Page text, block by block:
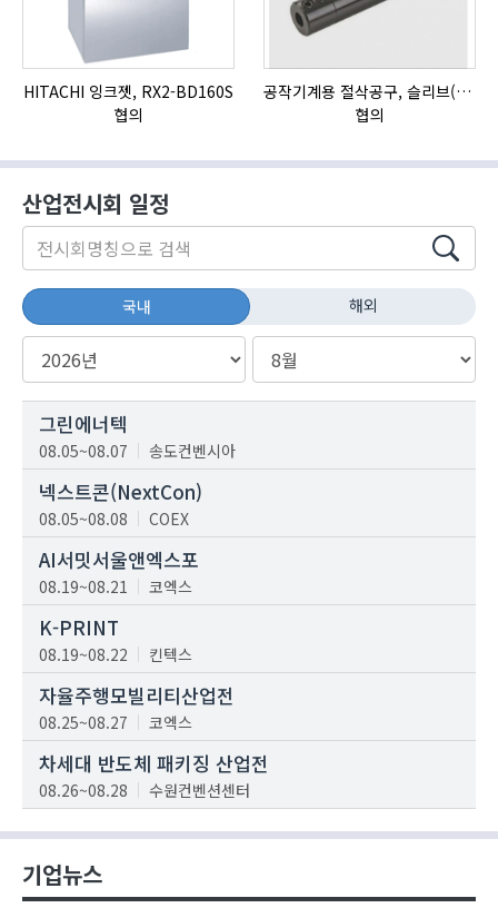
HITACHI 잉크젯, RX2-BD160S
협의
공작기계용 절삭공구, 슬리브(SLEEVE)
협의
산업전시회 일정
국내 해외
그린에너텍
08.05~08.07 송도컨벤시아
넥스트콘(NextCon)
08.05~08.08 COEX
AI서밋서울앤엑스포
08.19~08.21 코엑스
K-PRINT
08.19~08.22 킨텍스
자율주행모빌리티산업전
08.25~08.27 코엑스
차세대 반도체 패키징 산업전
08.26~08.28 수원컨벤션센터
기업뉴스